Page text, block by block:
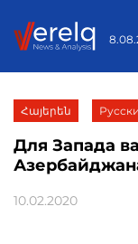
Հայերեն
Для Запада
10.02.2020